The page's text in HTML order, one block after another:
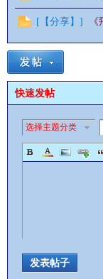
[ 【分享】 ]
快速发帖
选择主题分类
发表帖子